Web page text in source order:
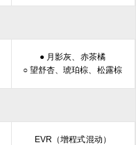
● 月影灰、 赤茶橘
○ 望舒杏、琥珀棕、 松露棕
EVR（增程式混动）